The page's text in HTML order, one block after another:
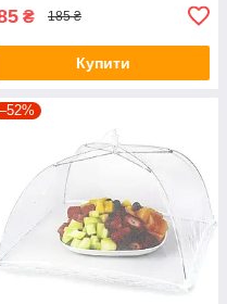
₴ 185 ₴
Купити
–52%